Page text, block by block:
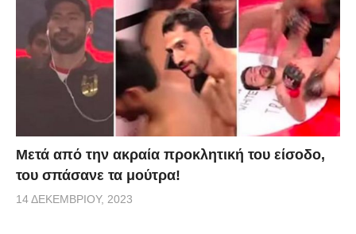
Μετά από την ακραία προκλητική του είσοδο,
του σπάσανε τα μούτρα!
14 ΔΕΚΕΜΒΡΊΟΥ, 2023